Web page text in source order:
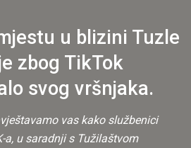
u blizini Tuzle
zbog TikTok
svog vršnjaka.
vas kako službenici
a, u saradnji s Tužilaštvom